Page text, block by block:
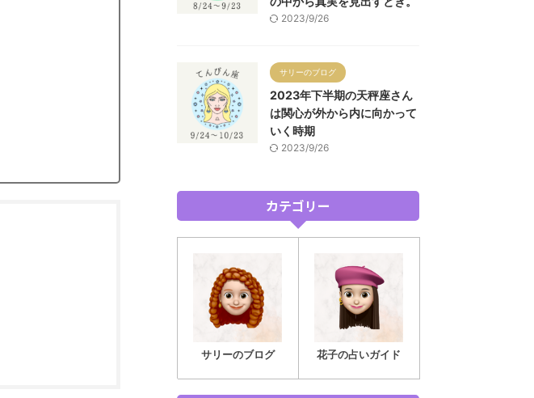
2023/9/26
サリーのブログ
2023年下半期の天秤座さん
は関心が外から内に向かって
いく時期
2023/9/26
カテゴリー
サリーのブログ 花子の占いガイド